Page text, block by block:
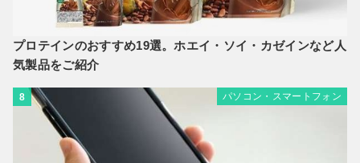
プロテインのおすすめ19選。ホエイ・ソイ・カゼインなど人
気製品をご紹介
8 パソコン・スマートフォン